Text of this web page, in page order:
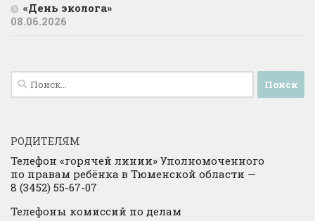
«День эколога»
08.06.2026
Найти:
РОДИТЕЛЯМ
Телефон «горячей линии» Уполномоченного
по правам ребёнка в Тюменской области —
8 (3452) 55-67-07
Телефоны комиссий по делам